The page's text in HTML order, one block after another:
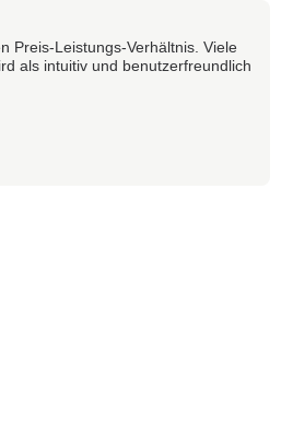
Preis-Leistungs-Verhältnis. Viele
als intuitiv und benutzerfreundlich